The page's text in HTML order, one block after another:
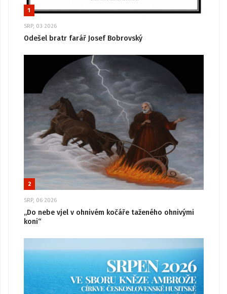
1
SRP, 03 2026
Odešel bratr farář Josef Bobrovský
2
SRP, 06 2026
„Do nebe vjel v ohnivém kočáře taženého ohnivými
koni“